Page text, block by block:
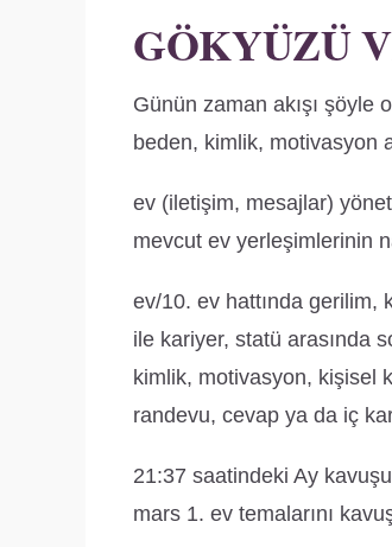
GÖKYÜZÜ
Günün zaman akışı şöyle
beden, kimlik, motivasyon
ev (iletişim, mesajlar)
mevcut ev yerleşimlerinin
ev/10. ev hattında gerilim,
ile kariyer, statü arasında
kimlik, motivasyon, kişisel
randevu, cevap ya da iç
21:37 saatindeki Ay
mars 1. ev temalarını